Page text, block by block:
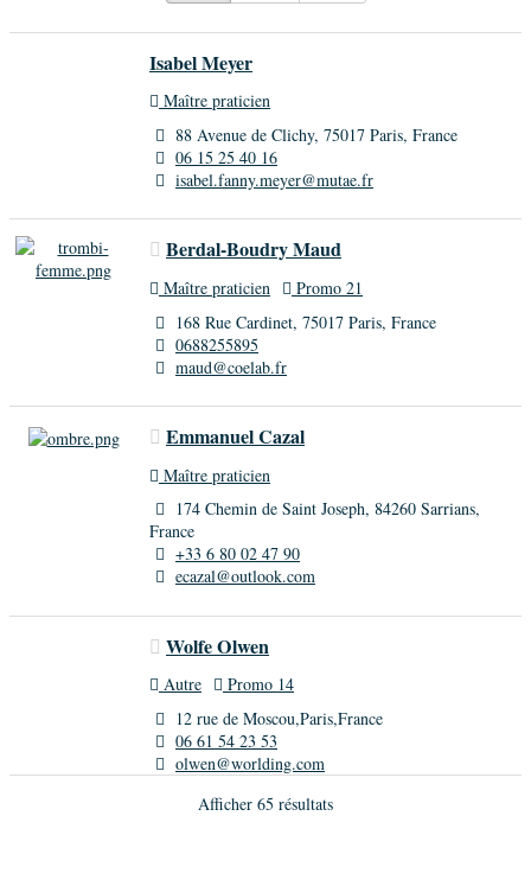
Isabel Meyer
Maître praticien
88 Avenue de Clichy, 75017 Paris, France
06 15 25 40 16
isabel.fanny.meyer@mutae.fr
Berdal-Boudry Maud
Maître praticien
Promo 21
168 Rue Cardinet, 75017 Paris, France
0688255895
maud@coelab.fr
Emmanuel Cazal
Maître praticien
174 Chemin de Saint Joseph, 84260 Sarrians,
France
+33 6 80 02 47 90
ecazal@outlook.com
Wolfe Olwen
Autre
Promo 14
12 rue de Moscou,Paris,France
06 61 54 23 53
olwen@worlding.com
Afficher 65 résultats